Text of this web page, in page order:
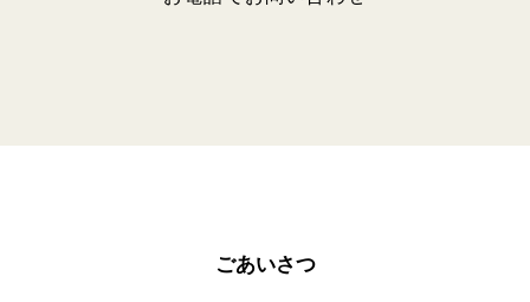
ごあいさつ